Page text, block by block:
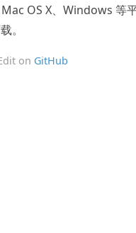
OS X、Windows 等
。
on GitHub